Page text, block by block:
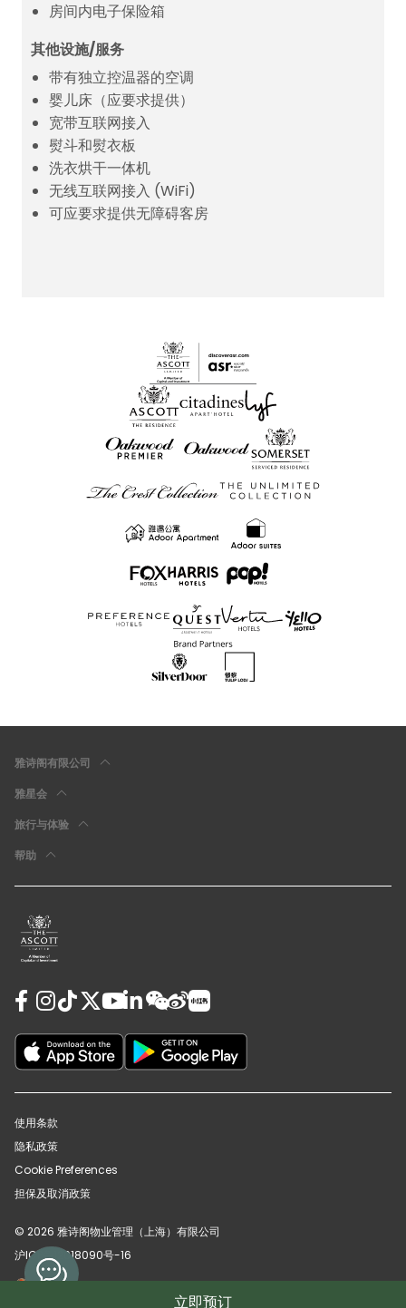
立即预订
房间内电子保险箱
其他设施/服务
带有独立控温器的空调
婴儿床（应要求提供）
宽带互联网接入
熨斗和熨衣板
洗衣烘干一体机
无线互联网接入 (WiFi)
可应要求提供无障碍客房
雅诗阁有限公司
雅星会
旅行与体验
帮助
使用条款
隐私政策
Cookie Preferences
担保及取消政策
© 2026 雅诗阁物业管理（上海）有限公司
沪ICP备12018090号-16
沪公网安备31010102008391号